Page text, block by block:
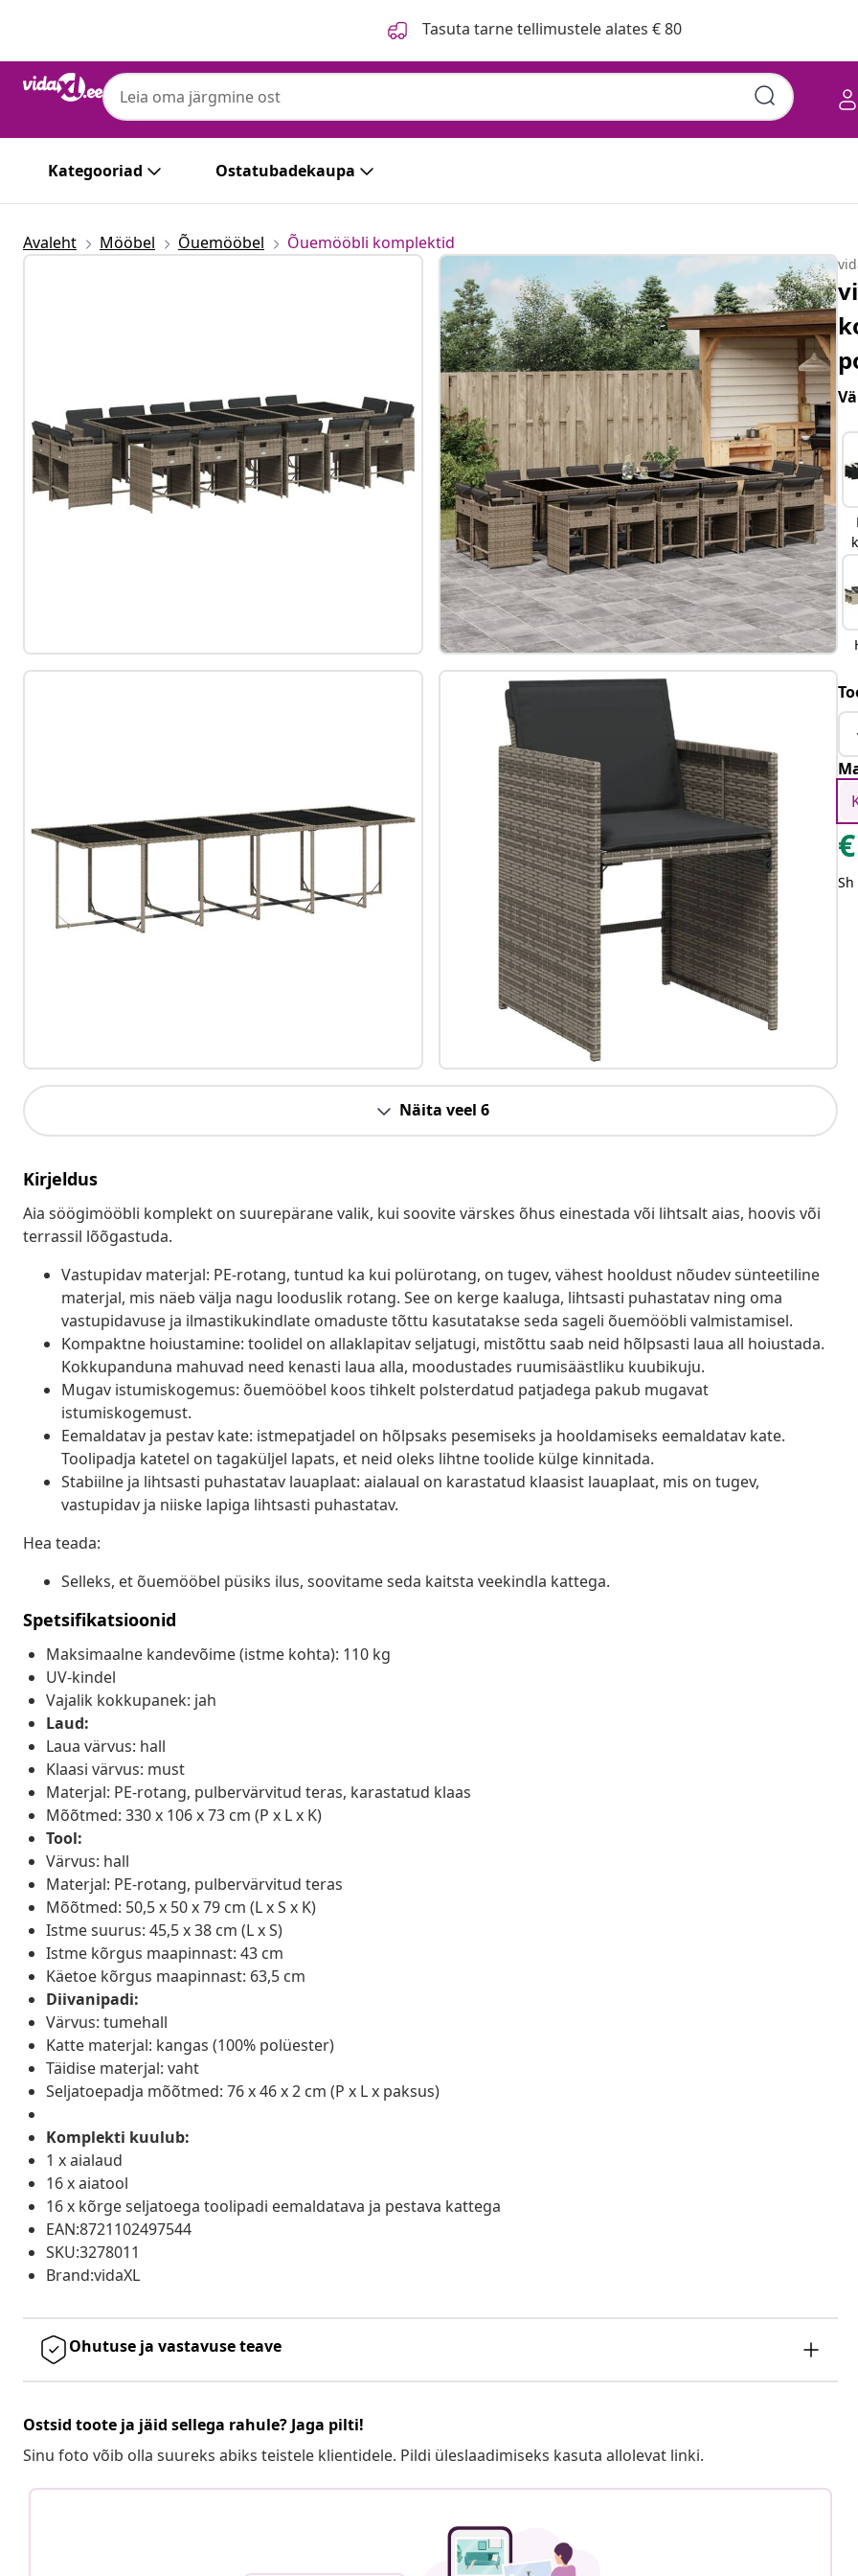
Tasuta tarne tellimustele alates € 80
Kategooriad Ostatubadekaupa
Avaleht Mööbel Õuemööbel Õuemööbli komplektid
Näita veel 6
Kirjeldus
Aia söögimööbli komplekt on suurepärane valik, kui soovite värskes õhus einestada või lihtsalt aias, hoovis või
terrassil lõõgastuda.
Vastupidav materjal: PE-rotang, tuntud ka kui polürotang, on tugev, vähest hooldust nõudev sünteetiline
materjal, mis näeb välja nagu looduslik rotang. See on kerge kaaluga, lihtsasti puhastatav ning oma
vastupidavuse ja ilmastikukindlate omaduste tõttu kasutatakse seda sageli õuemööbli valmistamisel.
Kompaktne hoiustamine: toolidel on allaklapitav seljatugi, mistõttu saab neid hõlpsasti laua all hoiustada.
Kokkupanduna mahuvad need kenasti laua alla, moodustades ruumisäästliku kuubikuju.
Mugav istumiskogemus: õuemööbel koos tihkelt polsterdatud patjadega pakub mugavat
istumiskogemust.
Eemaldatav ja pestav kate: istmepatjadel on hõlpsaks pesemiseks ja hooldamiseks eemaldatav kate.
Toolipadja katetel on tagaküljel lapats, et neid oleks lihtne toolide külge kinnitada.
Stabiilne ja lihtsasti puhastatav lauaplaat: aialaual on karastatud klaasist lauaplaat, mis on tugev,
vastupidav ja niiske lapiga lihtsasti puhastatav.
Hea teada:
Selleks, et õuemööbel püsiks ilus, soovitame seda kaitsta veekindla kattega.
Spetsifikatsioonid
Maksimaalne kandevõime (istme kohta): 110 kg
UV-kindel
Vajalik kokkupanek: jah
Laud:
Laua värvus: hall
Klaasi värvus: must
Materjal: PE-rotang, pulbervärvitud teras, karastatud klaas
Mõõtmed: 330 x 106 x 73 cm (P x L x K)
Tool:
Värvus: hall
Materjal: PE-rotang, pulbervärvitud teras
Mõõtmed: 50,5 x 50 x 79 cm (L x S x K)
Istme suurus: 45,5 x 38 cm (L x S)
Istme kõrgus maapinnast: 43 cm
Käetoe kõrgus maapinnast: 63,5 cm
Diivanipadi:
Värvus: tumehall
Katte materjal: kangas (100% polüester)
Täidise materjal: vaht
Seljatoepadja mõõtmed: 76 x 46 x 2 cm (P x L x paksus)
Komplekti kuulub:
1 x aialaud
16 x aiatool
16 x kõrge seljatoega toolipadi eemaldatava ja pestava kattega
EAN:8721102497544
SKU:3278011
Brand:vidaXL
Ohutuse ja vastavuse teave
Ostsid toote ja jäid sellega rahule? Jaga pilti!
Sinu foto võib olla suureks abiks teistele klientidele. Pildi üleslaadimiseks kasuta allolevat linki.
€
Sh